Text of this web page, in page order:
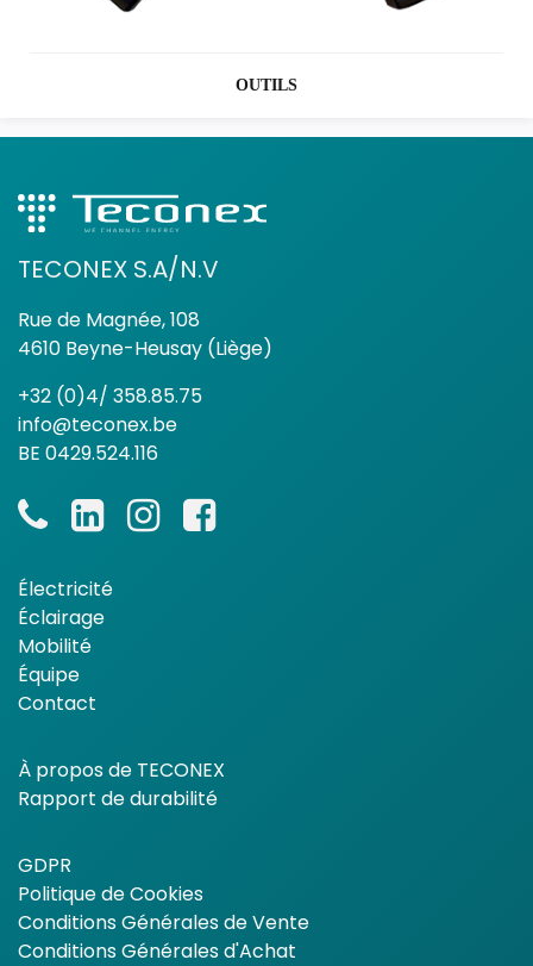
OUTILS
TECONEX S.A/N.V
Rue de Magnée, 108
4610 Beyne-Heusay (Liège)
+32 (0)4/ 358.85.75
info@teconex.be
BE 0429.524.116
Électricité
Éclairage
Mobilité
Équipe
Contact
À propos de TECONEX
Rapport de durabilité
GDPR
Politique de Cookies
Conditions Générales de Vente
Conditions Générales d'Achat